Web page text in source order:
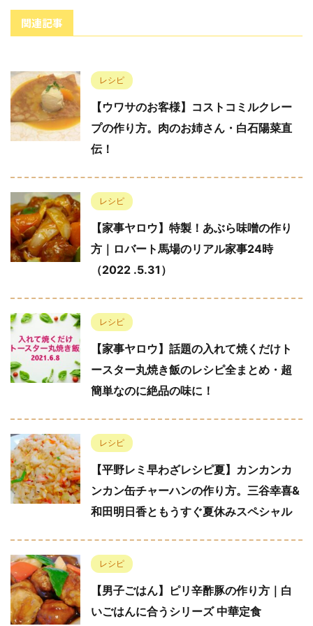
関連記事
レシピ
【ウワサのお客様】コストコミルクレー
プの作り方。肉のお姉さん・白石陽菜直
伝！
レシピ
【家事ヤロウ】特製！あぶら味噌の作り
方｜ロバート馬場のリアル家事24時
（2022 .5.31）
レシピ
【家事ヤロウ】話題の入れて焼くだけト
ースター丸焼き飯のレシピ全まとめ・超
簡単なのに絶品の味に！
レシピ
【平野レミ早わざレシピ夏】カンカンカ
ンカン缶チャーハンの作り方。三谷幸喜&
和田明日香ともうすぐ夏休みスペシャル
レシピ
【男子ごはん】ピリ辛酢豚の作り方｜白
いごはんに合うシリーズ 中華定食